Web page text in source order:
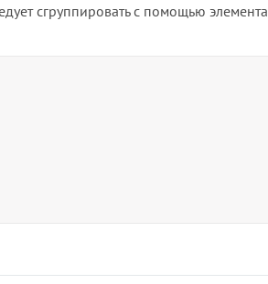
сгруппировать с помощью элемента